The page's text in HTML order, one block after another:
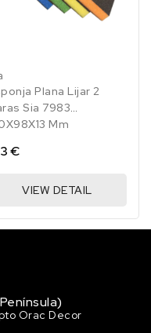
Plana Lijar 2
Sia 7983
Mm
€
VIEW DETAIL
Orac Decor